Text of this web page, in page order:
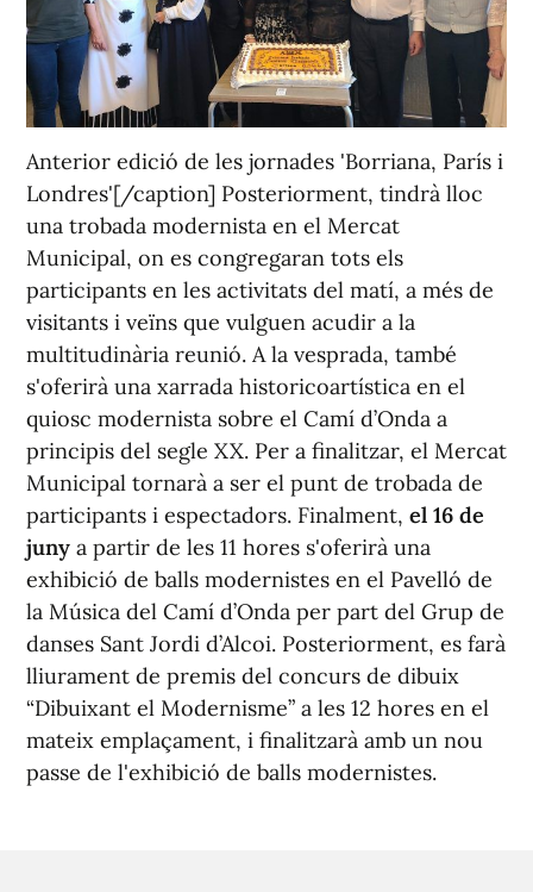
Anterior edició de les jornades 'Borriana, París i
Londres'[/caption] Posteriorment, tindrà lloc
una trobada modernista en el Mercat
Municipal, on es congregaran tots els
participants en les activitats del matí, a més de
visitants i veïns que vulguen acudir a la
multitudinària reunió. A la vesprada, també
s'oferirà una xarrada historicoartística en el
quiosc modernista sobre el Camí d’Onda a
principis del segle XX. Per a finalitzar, el Mercat
Municipal tornarà a ser el punt de trobada de
participants i espectadors. Finalment, el 16 de
juny a partir de les 11 hores s'oferirà una
exhibició de balls modernistes en el Pavelló de
la Música del Camí d’Onda per part del Grup de
danses Sant Jordi d’Alcoi. Posteriorment, es farà
lliurament de premis del concurs de dibuix
“Dibuixant el Modernisme” a les 12 hores en el
mateix emplaçament, i finalitzarà amb un nou
passe de l'exhibició de balls modernistes.